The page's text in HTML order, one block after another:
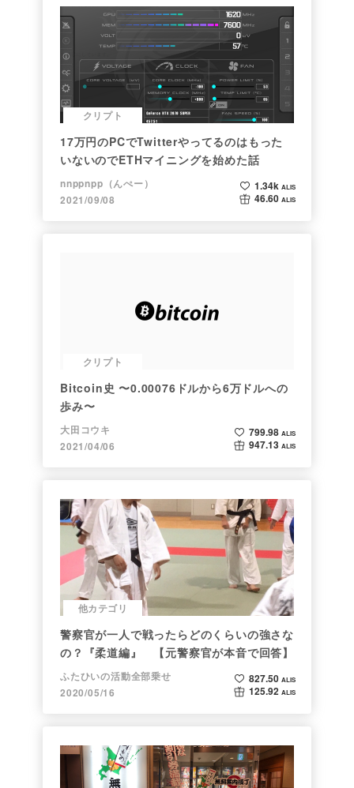
クリプト
17万円のPCでTwitterやってるのはもった
いないのでETHマイニングを始めた話
nnppnpp（んぺー）
2021/09/08
1.34k ALIS
46.60 ALIS
クリプト
Bitcoin史 〜0.00076ドルから6万ドルへの
歩み〜
大田コウキ
2021/04/06
799.98 ALIS
947.13 ALIS
他カテゴリ
警察官が一人で戦ったらどのくらいの強さな
の？『柔道編』 【元警察官が本音で回答】
ふたひいの活動全部乗せ
2020/05/16
827.50 ALIS
125.92 ALIS